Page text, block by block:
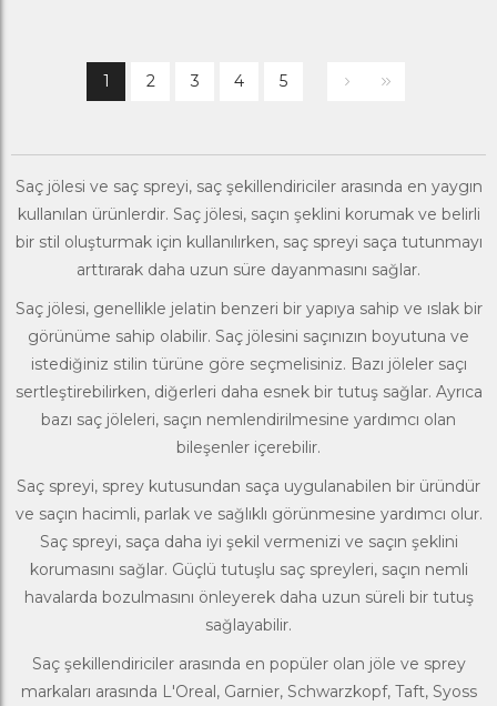
1 2 3 4 5
Saç jölesi ve saç spreyi, saç şekillendiricilerarasında en yaygın
kullanılan ürünlerdir. Saç jölesi, saçın şeklini korumak ve belirli
bir stil oluşturmak için kullanılırken, saç spreyi saça tutunmayı
arttırarak daha uzun süre dayanmasını sağlar.
Saç jölesi, genellikle jelatin benzeri bir yapıya sahip ve ıslak bir
görünüme sahip olabilir. Saç jölesini saçınızın boyutuna ve
istediğiniz stilin türüne göre seçmelisiniz. Bazı jöleler saçı
sertleştirebilirken, diğerleri daha esnek bir tutuş sağlar. Ayrıca
bazı saç jöleleri, saçın nemlendirilmesine yardımcı olan
bileşenler içerebilir.
Saç spreyi, sprey kutusundan saça uygulanabilen bir üründür
ve saçın hacimli, parlak ve sağlıklı görünmesine yardımcı olur.
Saç spreyi, saça daha iyi şekil vermenizi ve saçın şeklini
korumasını sağlar. Güçlü tutuşlu saç spreyleri, saçın nemli
havalarda bozulmasını önleyerek daha uzun süreli bir tutuş
sağlayabilir.
Saç şekillendiriciler arasında en popüler olan jöle ve sprey
markaları arasında L'Oreal, Garnier, Schwarzkopf, Taft, Syoss